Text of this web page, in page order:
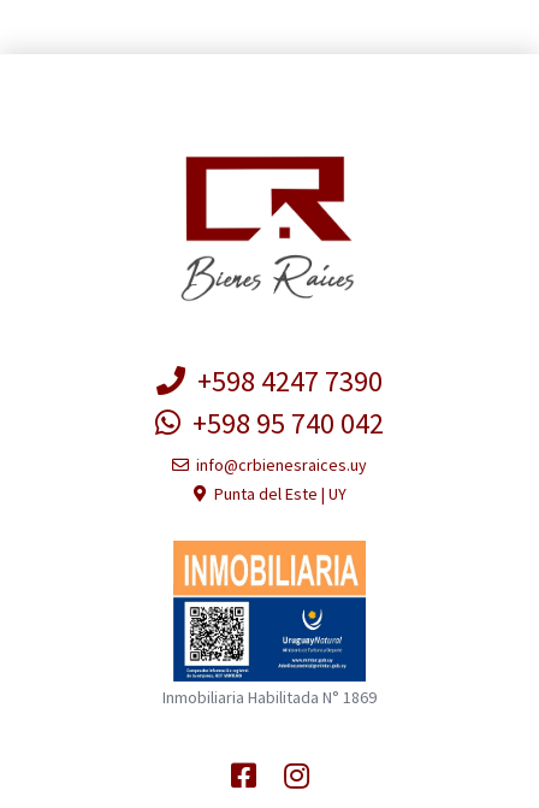
+598 4247 7390
+598 95 740 042
info@crbienesraices.uy
Punta del Este | UY
Inmobiliaria Habilitada N° 1869